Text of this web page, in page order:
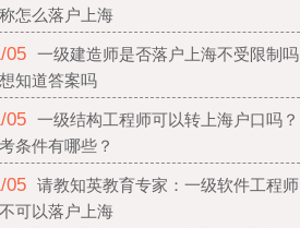
怎么落户上海
05 一级建造师是否落户上海不受限制吗
知道答案吗
05 一级结构工程师可以转上海户口吗？
条件有哪些？
05 请教知英教育专家：一级软件工程师
可以落户上海